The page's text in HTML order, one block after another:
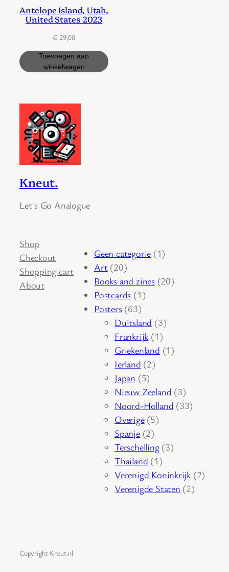
Antelope Island, Utah,
United States 2023
€ 29,00
Toevoegen aan
winkelwagen
Kneut.
Let's Go Analogue
Shop
Checkout
Shopping cart
About
Geen categorie 11
Art 2020
producten
Books and zines 2020
Postcards 11
Posters 6363
producten
Duitsland 33
producten
Frankrijk 11
product
Griekenland 11
Ierland 22
Japan 55
producten
Nieuw Zeeland 33
producten
Noord-Holland 3333
Overige 55
Spanje 22
producten
Terschelling 33
Thailand 11
product
Verenigd Koninkrijk 22
Verenigde Staten 22
Copyright Kneut.nl